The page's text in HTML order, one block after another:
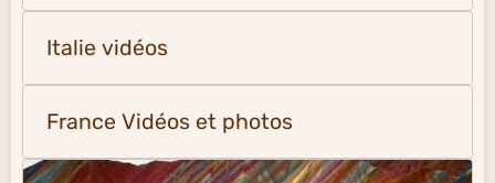
Italie vidéos
France Vidéos et photos